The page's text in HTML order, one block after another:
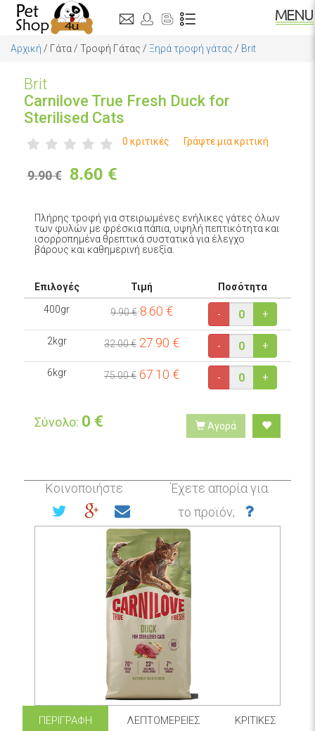
Αρχική / Γάτα / Τροφή Γάτας / Ξηρά τροφή γάτας / Brit
Brit
Carnilove True Fresh Duck for
Sterilised Cats
0 κριτικές Γράψτε μια κριτική
9.90 € 8.60 €
Πλήρης τροφή για στειρωμένες ενήλικες γάτες όλων
των φυλών με φρέσκια πάπια, υψηλή πεπτικότητα και
ισορροπημένα θρεπτικά συστατικά για έλεγχο
βάρους και καθημερινή ευεξία.
Επιλογές Τιμή
Ποσότητα
400gr
9.90 € 8.60 € - +
2kgr 32.00 € 27.90 € - +
6kgr 75.00 € 67.10 € - +
Σύνολο: 0 € Αγορά
Κοινοποιήστε
Έχετε απορία για
το προϊόν;
ΠΕΡΙΓΡΑΦΉ ΛΕΠΤΟΜΈΡΕΙΕΣ ΚΡΙΤΙΚΈΣ